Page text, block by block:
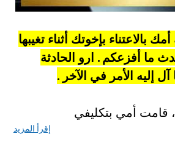
بالاعتناء بإخوتك أثناء تغيبها
ما أفزعكم . ارو الحادثة
إليه الأمر في الآخر .
قامت أمي بتكليفي
إقرأ المزيد